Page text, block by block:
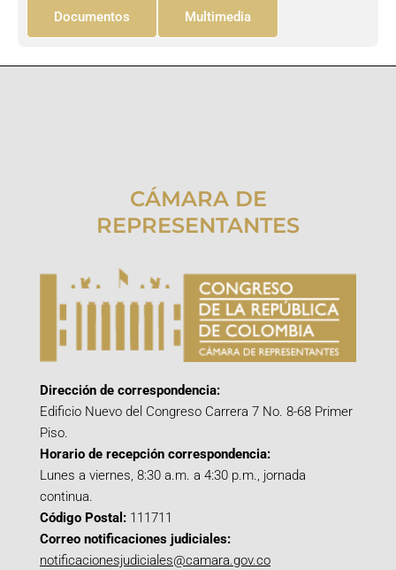
Documentos
Multimedia
CÁMARA DE
REPRESENTANTES
Dirección de correspondencia:
Edificio Nuevo del Congreso Carrera 7 No. 8-68 Primer
Piso.
Horario de recepción correspondencia:
Lunes a viernes, 8:30 a.m. a 4:30 p.m., jornada
continua.
Código Postal: 111711
Correo notificaciones judiciales:
notificacionesjudiciales@camara.gov.co